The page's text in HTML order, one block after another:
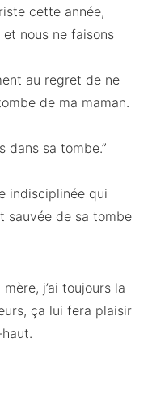
cette année,
nous ne faisons
au regret de ne
de ma maman.
dans sa tombe.”
indisciplinée qui
sauvée de sa tombe
j’ai toujours la
ça lui fera plaisir